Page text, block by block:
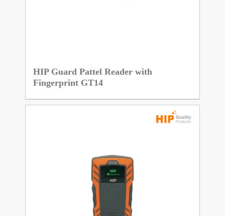
HIP Guard Pattel Reader with
Fingerprint GT14